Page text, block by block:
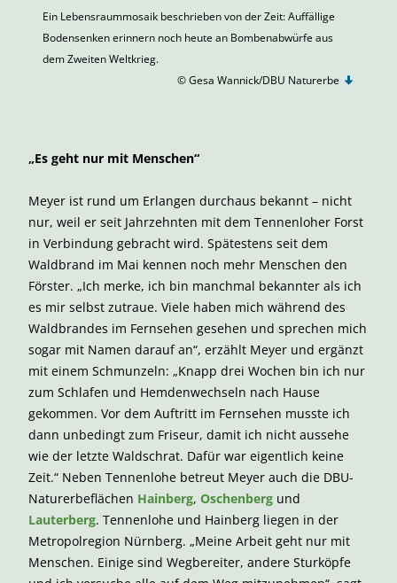
Ein Lebensraummosaik beschrieben von der Zeit: Auffällige
Bodensenken erinnern noch heute an Bombenabwürfe aus
dem Zweiten Weltkrieg.
© Gesa Wannick/DBU Naturerbe
„Es geht nur mit Menschen“
Meyer ist rund um Erlangen durchaus bekannt – nicht
nur, weil er seit Jahrzehnten mit dem Tennenloher Forst
in Verbindung gebracht wird. Spätestens seit dem
Waldbrand im Mai kennen noch mehr Menschen den
Förster. „Ich merke, ich bin manchmal bekannter als ich
es mir selbst zutraue. Viele haben mich während des
Waldbrandes im Fernsehen gesehen und sprechen mich
sogar mit Namen darauf an“, erzählt Meyer und ergänzt
mit einem Schmunzeln: „Knapp drei Wochen bin ich nur
zum Schlafen und Hemdenwechseln nach Hause
gekommen. Vor dem Auftritt im Fernsehen musste ich
dann unbedingt zum Friseur, damit ich nicht aussehe
wie der letzte Waldschrat. Dafür war eigentlich keine
Zeit.“ Neben Tennenlohe betreut Meyer auch die DBU-
Naturerbeflächen Hainberg, Oschenberg und
Lauterberg. Tennenlohe und Hainberg liegen in der
Metropolregion Nürnberg. „Meine Arbeit geht nur mit
Menschen. Einige sind Wegbereiter, andere Sturköpfe